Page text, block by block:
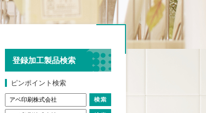
登録加工製品検索
ピンポイント検索